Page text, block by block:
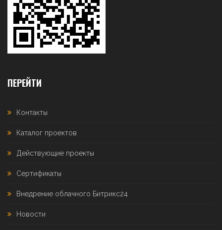
ПЕРЕЙТИ
Контакты
Каталог проектов
Действующие проекты
Сертификаты
Внедрение облачного Битрикс24
Новости